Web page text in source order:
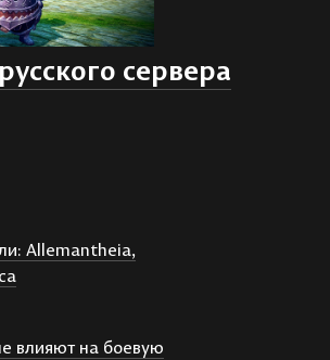
сервера
Allemantheia,
влияют на боевую